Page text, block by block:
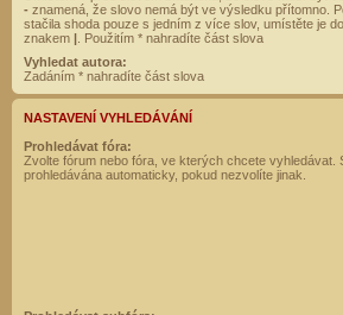
- znamená, že slovo nemá být ve výsledku přítomno.
stačila shoda pouze s jedním z více slov, umístěte je
znakem | . Použitím * nahradíte část slova
Vyhledat autora:
Zadáním * nahradíte část slova
NASTAVENÍ VYHLEDÁVÁNÍ
Prohledávat fóra:
Zvolte fórum nebo fóra, ve kterých chcete vyhledávat.
prohledávána automaticky, pokud nezvolíte jinak.